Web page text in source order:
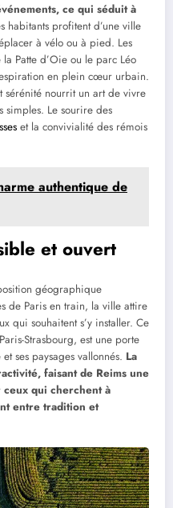
ce qui séduit à
habitants profitent d’une ville
à vélo ou à pied. Les
Patte d’Oie ou le parc Léo
en plein cœur urbain.
sérénité nourrit un art de vivre
Le sourire des
et la convivialité des rémois
authentique de
et ouvert
géographique
de Paris en train, la ville attire
qui souhaitent s’y installer. Ce
Strasbourg, est une porte
ses paysages vallonnés. La
faisant de Reims une
qui cherchent à
entre tradition et